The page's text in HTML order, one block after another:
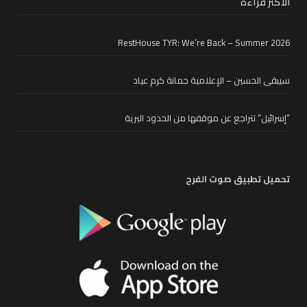
RestHouse TYR: We’re Back – Summer 2026
سيبقى الحسين – الإعلامية جمانة كرم عياد
“إسرائيل” تتراجع عن موقفها من الحدود البرية
تحميل تطبيق صوت الفرح